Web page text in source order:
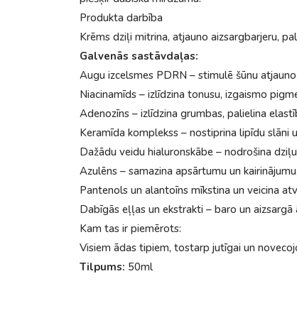
Produkta darbība
Krēms dziļi mitrina, atjauno aizsargbarjeru,
Galvenās sastāvdaļas:
Augu izcelsmes PDRN – stimulē šūnu
Niacinamīds – izlīdzina tonusu, izgaismo
Adenozīns – izlīdzina grumbas, palielina
Keramīda komplekss – nostiprina lipīdu slāni
Dažādu veidu hialuronskābe – nodrošina
Azulēns – samazina apsārtumu un kairinājumu.
Pantenols un alantoīns mīkstina un veicina
Dabīgās eļļas un ekstrakti – baro un
Kam tas ir piemērots:
Visiem ādas tipiem, tostarp jutīgai un
Tilpums: 50ml